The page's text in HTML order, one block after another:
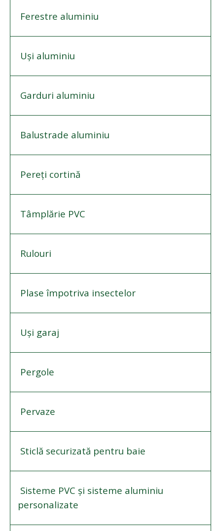
Ferestre aluminiu
Uși aluminiu
Garduri aluminiu
Balustrade aluminiu
Pereți cortină
Tâmplărie PVC
Rulouri
Plase împotriva insectelor
Uși garaj
Pergole
Pervaze
Sticlă securizată pentru baie
Sisteme PVC și sisteme aluminiu
personalizate